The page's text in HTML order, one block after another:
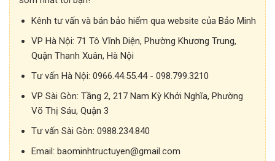
Kênh tư vấn và bán bảo hiểm qua website của Bảo Minh
VP Hà Nội: 71 Tô Vĩnh Diện, Phường Khương Trung,
Quận Thanh Xuân, Hà Nội
Tư vấn Hà Nội: 0966.44.55.44 - 098.799.3210
VP Sài Gòn: Tầng 2, 217 Nam Kỳ Khởi Nghĩa, Phường
Võ Thị Sáu, Quận 3
Tư vấn Sài Gòn: 0988.234.840
Email: baominhtructuyen@gmail.com